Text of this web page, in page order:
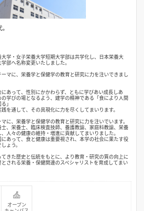
学・女子栄養大学短期大学部は共学化し、日本栄養大
部へ名称変更いたしました。
マに、栄養学と保健学の教育と研究に力を注いできまし
あって、性別にかかわらず、ともに学びあい成長しあ
学びの場となるよう、建学の精神である「食により人間
」
を通して、その具現化に力を尽くしてまいります。
に、栄養学と保健学の教育と研究に力を注いでいます。
、栄養士、臨床検査技師、養護教諭、家庭科教諭、栄養
人々の健康の維持・増進に貢献してまいりました。
あって、食と健康は重要視され、本学の社会に果たす役
ょう。
きた歴史と伝統をもとに、より教育・研究の質の向上に
される栄養・保健関連のスペシャリストを育成してまい
オープン